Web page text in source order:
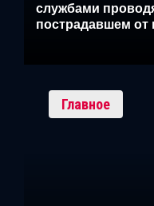
службами
пострадавшем от
Главное